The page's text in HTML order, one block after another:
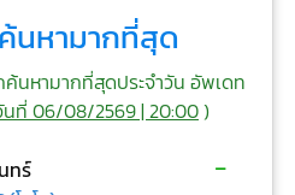
นหามากที่สุด
นหามากที่สุดประจำวัน อัพเดท
ที่ 06/08/2569 | 20:00)
ทร์ -